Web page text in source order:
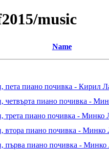
music
Name
пета пиано почивка - Кирил
четвърта пиано почивка -
трета пиано почивка - Минко
втора пиано почивка - Минко
първа пиано почивка -